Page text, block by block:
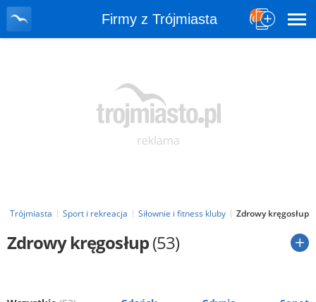
Firmy z Trójmiasta
z Trójmiasta Sport i rekreacja Siłownie i fitness kluby Zdrowy kręgosłup
Zdrowy kręgosłup(53)